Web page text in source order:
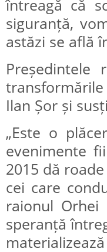
întreagă că
siguranță,
astăzi se află
Președintele
Ilan Șor și
„Este o
evenimente
2015 dă
cei care
raionul
speranță